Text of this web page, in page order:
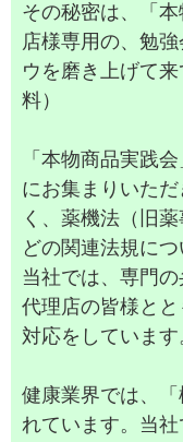
その秘密は、「
店様専用の、勉
ウを磨き上げて
料）
「本物商品実践
にお集まりいた
く、薬機法（旧
どの関連法規に
当社では、専門
代理店の皆様と
対応をしています
健康業界では、
れています。当